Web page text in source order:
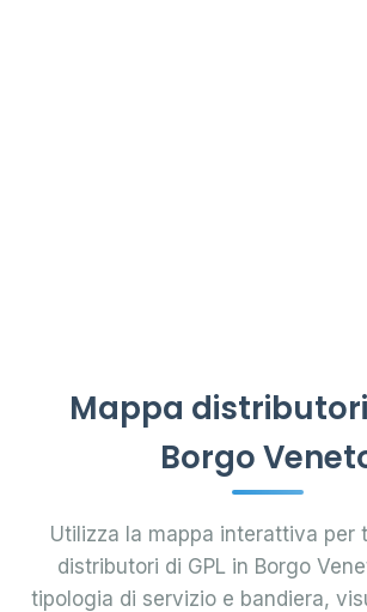
Mappa distributori
Borgo
Utilizza la mappa interattiva per
distributori di GPL in Borgo
tipologia di servizio e bandiera,